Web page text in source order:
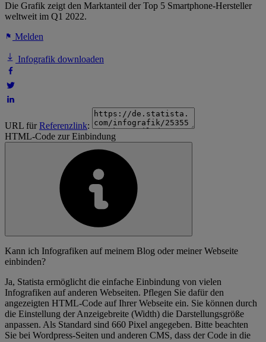
Die Grafik zeigt den Marktanteil der Top 5 Smartphone-Hersteller
weltweit im Q1 2022.
Melden
Infografik downloaden
URL fürReferenzlink:
HTML-Code zur Einbindung
Kann ich Infografiken auf meinem Blog oder meiner Webseite
einbinden?
Ja, Statista ermöglicht die einfache Einbindung von vielen
Infografiken auf anderen Webseiten. Pflegen Sie dafür den
angezeigten HTML-Code auf Ihrer Webseite ein. Sie können durch
die Einstellung der Anzeigebreite (Width) die Darstellungsgröße
anpassen. Als Standard sind 660 Pixel angegeben. Bitte beachten
Sie bei Wordpress-Seiten und anderen CMS, dass der Code in die